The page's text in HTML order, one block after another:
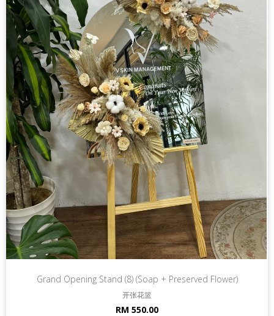
Grand Opening Stand (8) (Soap + Preserved Flower)
开张花篮
RM 550.00